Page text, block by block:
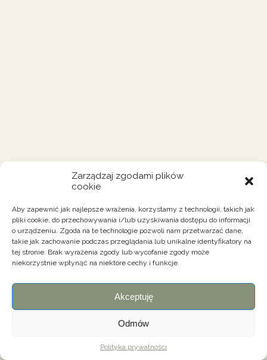
Zarządzaj zgodami plików
cookie
Aby zapewnić jak najlepsze wrażenia, korzystamy z technologii, takich jak
pliki cookie, do przechowywania i/lub uzyskiwania dostępu do informacji
o urządzeniu. Zgoda na te technologie pozwoli nam przetwarzać dane,
takie jak zachowanie podczas przeglądania lub unikalne identyfikatory na
tej stronie. Brak wyrażenia zgody lub wycofanie zgody może
niekorzystnie wpłynąć na niektóre cechy i funkcje.
Akceptuję
Odmów
Polityka prywatności